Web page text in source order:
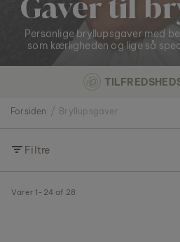
Gaver til
Personlige bryllupsgaver med
som kærligheden og lige så
Forsiden Bryllupsgaver
Filtre
Varer 1- 24 af 28